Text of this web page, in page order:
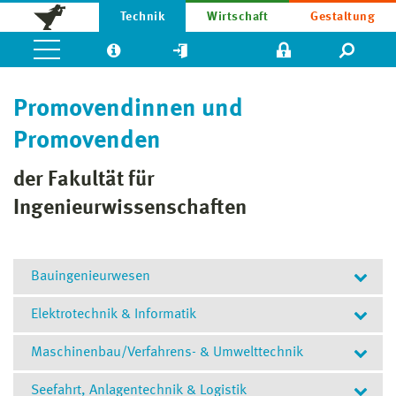
Technik Wirtschaft Gestaltung
Promovendinnen und
Promovenden
der Fakultät für
Ingenieurwissenschaften
Bauingenieurwesen
Christopher Baar
Elektrotechnik & Informatik
Jan Bartelt
Maschinenbau/Verfahrens- & Umwelttechnik
Seefahrt, Anlagentechnik & Logistik